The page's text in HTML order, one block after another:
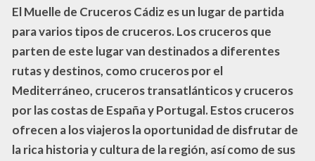
El Muelle de Cruceros Cádiz es un lugar de partida
paravarios tipos de cruceros. Los cruceros que
parten de este lugar van destinados a diferentes
rutas y destinos, como cruceros por el
Mediterráneo, cruceros transatlánticos y cruceros
por las costas de España y Portugal. Estos cruceros
ofrecen a los viajeros la oportunidad de disfrutar de
la rica historia y cultura de la región, así como de sus